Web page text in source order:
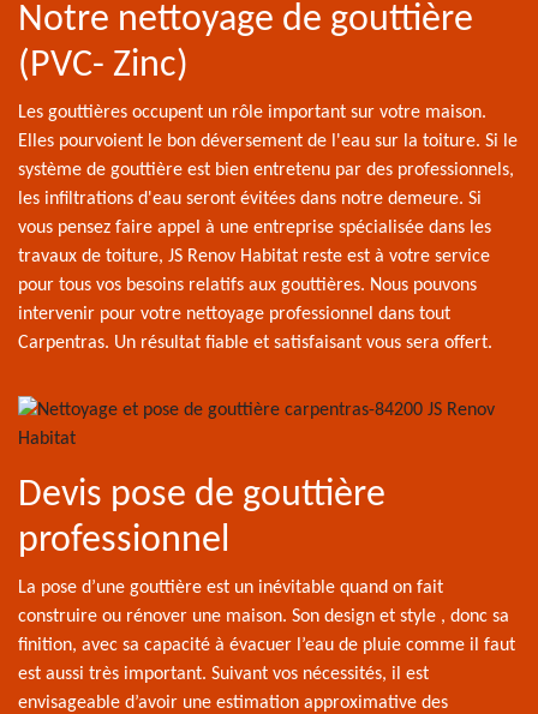
Notre nettoyage de gouttière
(PVC- Zinc)
Les gouttières occupent un rôle important sur votre maison.
Elles pourvoient le bon déversement de l'eau sur la toiture. Si le
système de gouttière est bien entretenu par des professionnels,
les infiltrations d'eau seront évitées dans notre demeure. Si
vous pensez faire appel à une entreprise spécialisée dans les
travaux de toiture, JS Renov Habitat reste est à votre service
pour tous vos besoins relatifs aux gouttières. Nous pouvons
intervenir pour votre nettoyage professionnel dans tout
Carpentras. Un résultat fiable et satisfaisant vous sera offert.
Devis pose de gouttière
professionnel
La pose d’une gouttière est un inévitable quand on fait
construire ou rénover une maison. Son design et style , donc sa
finition, avec sa capacité à évacuer l’eau de pluie comme il faut
est aussi très important. Suivant vos nécessités, il est
envisageable d’avoir une estimation approximative des